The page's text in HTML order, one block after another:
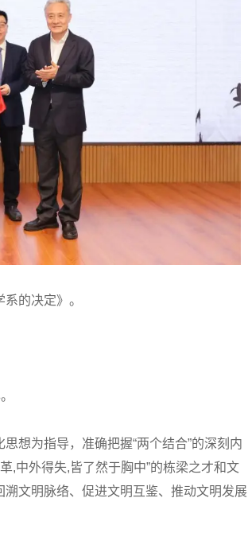
的决定》。
为指导，准确把握“两个结合”的深刻内
,中外得失,皆了然于胸中”的栋梁之才和文
文明脉络、促进文明互鉴、推动文明发展